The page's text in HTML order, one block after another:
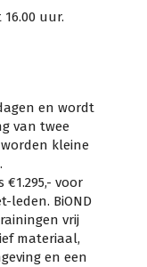
uur.
en wordt
van twee
kleine
voor
leden. BiOND
vrij
materiaal,
en een